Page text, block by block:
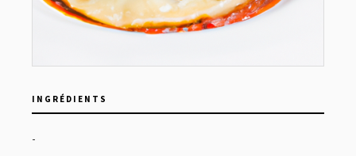
INGRÉDIENTS
-